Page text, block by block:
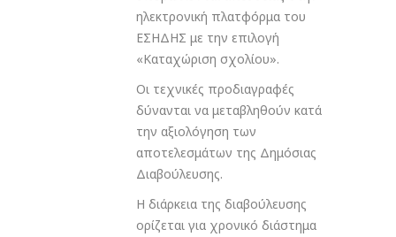
ηλεκτρονική πλατφόρμα του
ΕΣΗΔΗΣ με την επιλογή
«Καταχώριση σχολίου».
Οι τεχνικές προδιαγραφές
δύνανται να μεταβληθούν κατά
την αξιολόγηση των
αποτελεσμάτων της Δημόσιας
Διαβούλευσης.
Η διάρκεια της διαβούλευσης
ορίζεται για χρονικό διάστημα